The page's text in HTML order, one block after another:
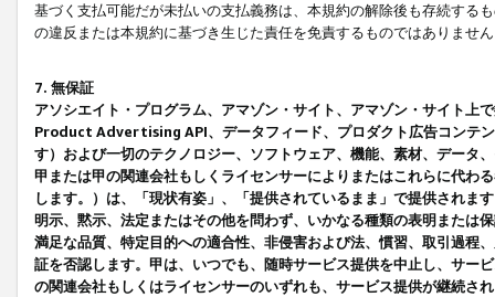
基づく支払可能だが未払いの支払義務は、本規約の解除後も存続する
の違反または本規約に基づき生じた責任を免責するものではありませ
7. 無保証
アソシエイト・プログラム、アマゾン・サイト、アマゾン・サイト上
Product Advertising API、データフィード、プロダクト広告コンテ
す）および一切のテクノロジー、ソフトウェア、機能、素材、データ
甲または甲の関連会社もしくライセンサーによりまたはこれらに代わ
します。）は、「現状有姿」、「提供されているまま」で提供されま
明示、黙示、法定またはその他を問わず、いかなる種類の表明または
満足な品質、特定目的への適合性、非侵害および法、慣習、取引過程
証を否認します。甲は、いつでも、随時サービス提供を中止し、サー
の関連会社もしくはライセンサーのいずれも、サービス提供が継続さ